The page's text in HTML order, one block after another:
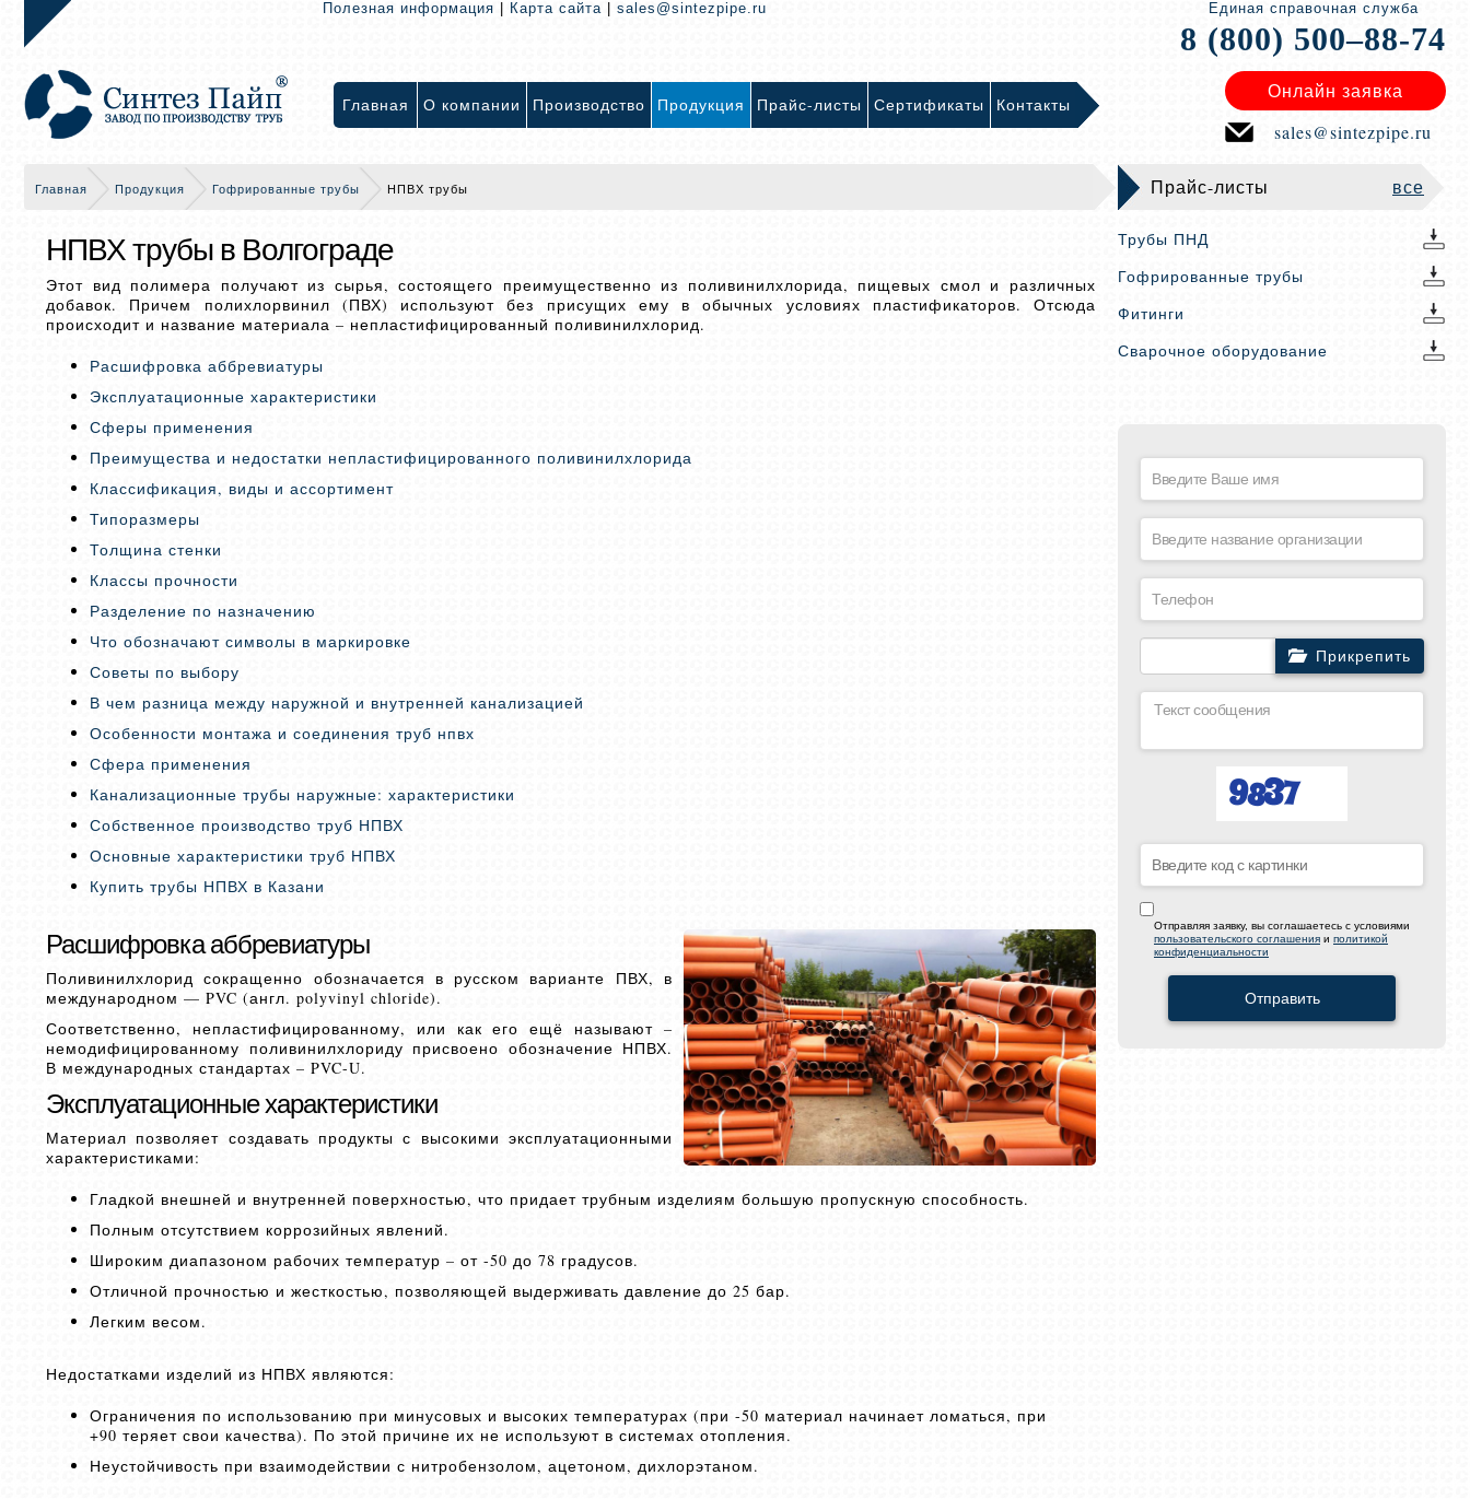
Полезная информация Карта сайта sales@sintezpipe.ru Единая справочная служба
8 (800) 500–88-74
Главная О компании Производство Продукция Прайс-листы Сертификаты Контакты
Онлайн заявка
sales@sintezpipe.ru
Главная Продукция Гофрированные трубы НПВХ трубы
НПВХ трубы в Волгограде
Этот вид полимера получают из сырья, состоящего преимущественно из поливинилхлорида, пищевых смол и различных
добавок. Причем полихлорвинил (ПВХ) используют без присущих ему в обычных условиях пластификаторов. Отсюда
происходит и название материала – непластифицированный поливинилхлорид.
Расшифровка аббревиатуры
Эксплуатационные характеристики
Сферы применения
Преимущества и недостатки непластифицированного поливинилхлорида
Классификация, виды и ассортимент
Типоразмеры
Толщина стенки
Классы прочности
Разделение по назначению
Что обозначают символы в маркировке
Советы по выбору
В чем разница между наружной и внутренней канализацией
Особенности монтажа и соединения труб нпвх
Сфера применения
Канализационные трубы наружные: характеристики
Собственное производство труб НПВХ
Основные характеристики труб НПВХ
Купить трубы НПВХ в Казани
Расшифровка аббревиатуры
Поливинилхлорид сокращенно обозначается в русском варианте ПВХ, в
международном — PVC (англ. polyvinyl chloride).
Соответственно, непластифицированному, или как его ещё называют –
немодифицированному поливинилхлориду присвоено обозначение НПВХ.
В международных стандартах – PVC-U.
Эксплуатационные характеристики
Материал позволяет создавать продукты с высокими эксплуатационными
характеристиками:
Гладкой внешней и внутренней поверхностью, что придает трубным изделиям большую пропускную способность.
Полным отсутствием коррозийных явлений.
Широким диапазоном рабочих температур – от -50 до 78 градусов.
Отличной прочностью и жесткостью, позволяющей выдерживать давление до 25 бар.
Легким весом.
Недостатками изделий из НПВХ являются:
Ограничения по использованию при минусовых и высоких температурах (при -50 материал начинает ломаться, при
+90 теряет свои качества). По этой причине их не используют в системах отопления.
Неустойчивость при взаимодействии с нитробензолом, ацетоном, дихлорэтаном.
Прайс-листы все
Трубы ПНД
Гофрированные трубы
Фитинги
Сварочное оборудование
Прикрепить
Отправляя заявку, вы соглашаетесь с условиями
пользовательского соглашения и политикой
конфиденциальности
Отправить